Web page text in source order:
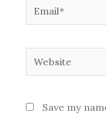
Save my